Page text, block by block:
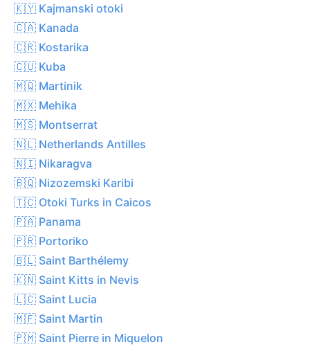
🇰🇾 Kajmanski otoki
🇨🇦 Kanada
🇨🇷 Kostarika
🇨🇺 Kuba
🇲🇶 Martinik
🇲🇽 Mehika
🇲🇸 Montserrat
🇳🇱 Netherlands Antilles
🇳🇮 Nikaragva
🇧🇶 Nizozemski Karibi
🇹🇨 Otoki Turks in Caicos
🇵🇦 Panama
🇵🇷 Portoriko
🇧🇱 Saint Barthélemy
🇰🇳 Saint Kitts in Nevis
🇱🇨 Saint Lucia
🇲🇫 Saint Martin
🇵🇲 Saint Pierre in Miquelon